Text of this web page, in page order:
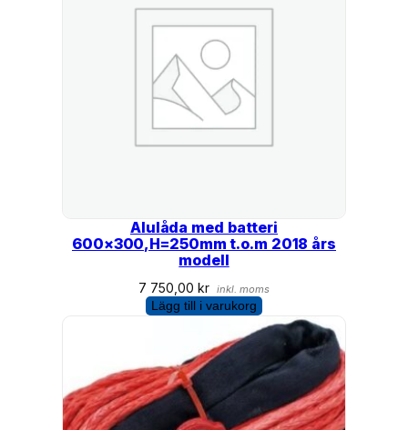
Alulåda med batteri
600×300,H=250mm t.o.m 2018 års
modell
7 750,00 kr inkl. moms
Lägg till i varukorg